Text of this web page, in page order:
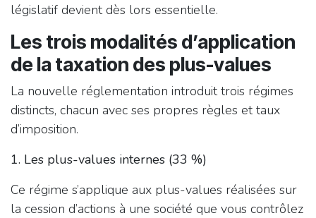
législatif devient dès lors essentielle.
Les trois modalités d’application
de la taxation des plus-values
La nouvelle réglementation introduit trois régimes
distincts, chacun avec ses propres règles et taux
d’imposition.
1. Les plus-values internes (33 %)
Ce régime s’applique aux plus-values réalisées sur
la cession d’actions à une société que vous contrôlez